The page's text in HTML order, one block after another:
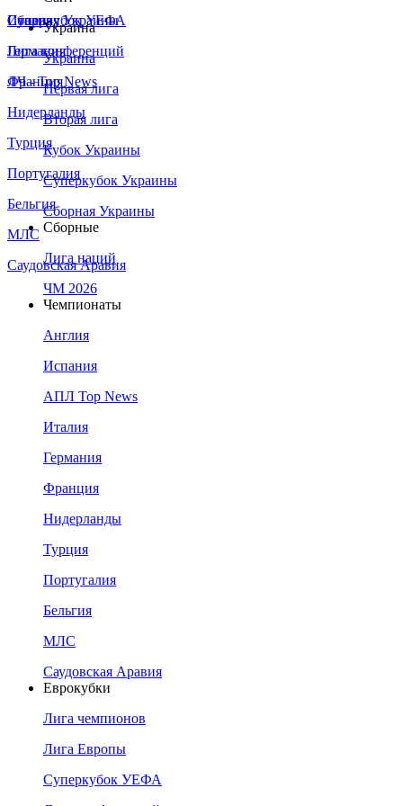
Сборная Украины
Италия
Германия
Франция
Нидерланды
Турция
Португалия
Бельгия
МЛС
Саудовская Аравия
Суперкубок УЕФА
Лига конференций
ЛЧ - Top News
Украина
Украина
Первая лига
Вторая лига
Кубок Украины
Суперкубок Украины
Сборная Украины
Сборные
Лига наций
ЧМ 2026
Чемпионаты
Англия
Испания
АПЛ Top News
Италия
Германия
Франция
Нидерланды
Турция
Португалия
Бельгия
МЛС
Саудовская Аравия
Еврокубки
Лига чемпионов
Лига Европы
Суперкубок УЕФА